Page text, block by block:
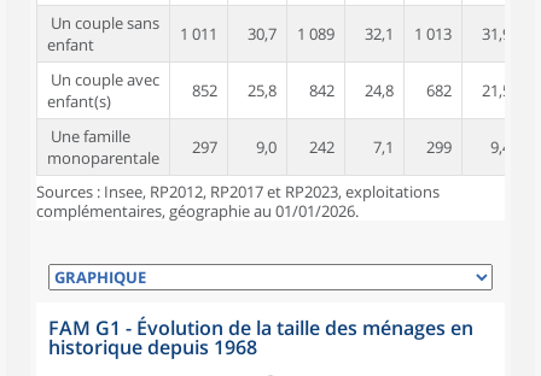
Un couple sans
enfant
1 011 30,7 1 089 32,1 1 013 31,9
Un couple avec
enfant(s)
852 25,8 842 24,8 682 21,5
Une famille
monoparentale
297 9,0 242 7,1 299 9,4
Sources : Insee, RP2012, RP2017 et RP2023, exploitations
complémentaires, géographie au 01/01/2026.
FAM G1 - Évolution de la taille des ménages en
historique depuis 1968